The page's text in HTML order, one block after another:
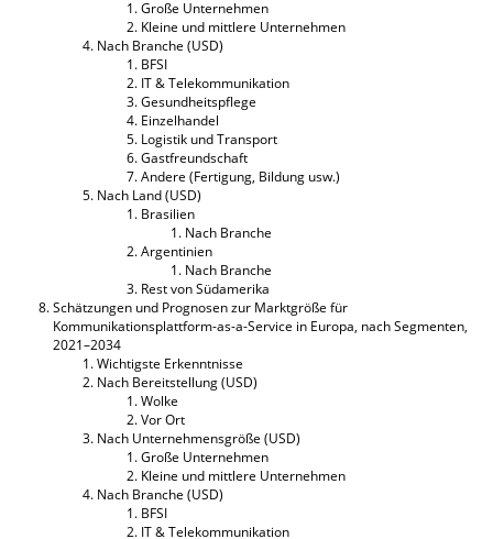
Große Unternehmen
Kleine und mittlere Unternehmen
Nach Branche (USD)
BFSI
IT & Telekommunikation
Gesundheitspflege
Einzelhandel
Logistik und Transport
Gastfreundschaft
Andere (Fertigung, Bildung usw.)
Nach Land (USD)
Brasilien
Nach Branche
Argentinien
Nach Branche
Rest von Südamerika
Schätzungen und Prognosen zur Marktgröße für
Kommunikationsplattform-as-a-Service in Europa, nach Segmenten,
2021–2034
Wichtigste Erkenntnisse
Nach Bereitstellung (USD)
Wolke
Vor Ort
Nach Unternehmensgröße (USD)
Große Unternehmen
Kleine und mittlere Unternehmen
Nach Branche (USD)
BFSI
IT & Telekommunikation